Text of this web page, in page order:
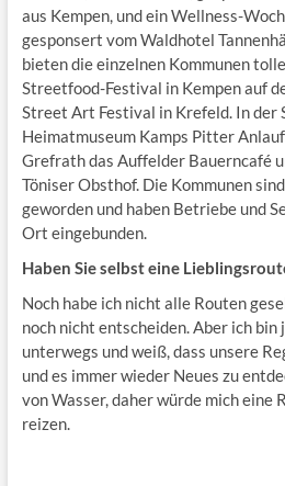
aus Kempen, und ein Wellness-
gesponsert vom Waldhotel
bieten die einzelnen Kommunen
Streetfood-Festival in Kempen auf
Street Art Festival in Krefeld. In der
Heimatmuseum Kamps Pitter
Grefrath das Auffelder Bauerncafé
Töniser Obsthof. Die Kommunen
geworden und haben Betriebe und
Ort eingebunden.
Haben Sie selbst eine
Noch habe ich nicht alle Routen
noch nicht entscheiden. Aber ich
unterwegs und weiß, dass unsere
und es immer wieder Neues zu
von Wasser, daher würde mich eine
reizen.